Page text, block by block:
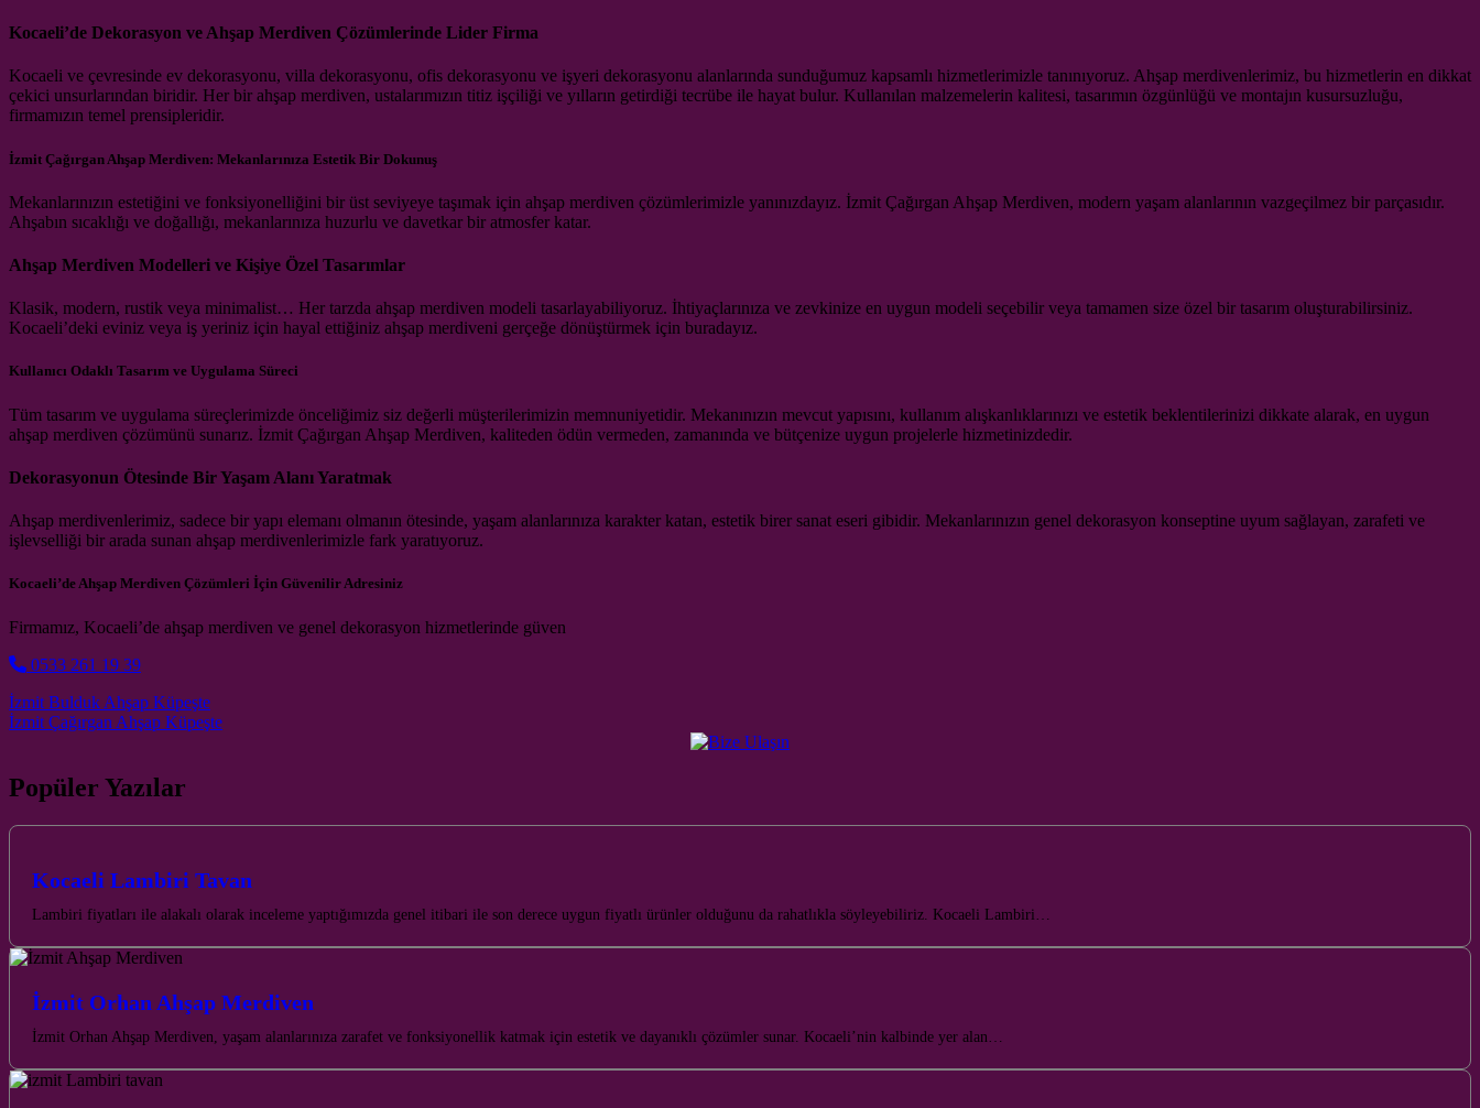
Kocaeli’de Dekorasyon ve Ahşap Merdiven Çözümlerinde Lider Firma
Kocaeli ve çevresinde ev dekorasyonu, villa dekorasyonu, ofis dekorasyonu ve işyeri dekorasyonu alanlarında sunduğumuz kapsamlı hizmetlerimizle tanınıyoruz. Ahşap merdivenlerimiz, bu hizmetlerin en dikkat
çekici unsurlarından biridir. Her bir ahşap merdiven, ustalarımızın titiz işçiliği ve yılların getirdiği tecrübe ile hayat bulur. Kullanılan malzemelerin kalitesi, tasarımın özgünlüğü ve montajın kusursuzluğu,
firmamızın temel prensipleridir.
İzmit Çağırgan Ahşap Merdiven: Mekanlarınıza Estetik Bir Dokunuş
Mekanlarınızın estetiğini ve fonksiyonelliğini bir üst seviyeye taşımak için ahşap merdiven çözümlerimizle yanınızdayız. İzmit Çağırgan Ahşap Merdiven, modern yaşam alanlarının vazgeçilmez bir parçasıdır.
Ahşabın sıcaklığı ve doğallığı, mekanlarınıza huzurlu ve davetkar bir atmosfer katar.
Ahşap Merdiven Modelleri ve Kişiye Özel Tasarımlar
Klasik, modern, rustik veya minimalist… Her tarzda ahşap merdiven modeli tasarlayabiliyoruz. İhtiyaçlarınıza ve zevkinize en uygun modeli seçebilir veya tamamen size özel bir tasarım oluşturabilirsiniz.
Kocaeli’deki eviniz veya iş yeriniz için hayal ettiğiniz ahşap merdiveni gerçeğe dönüştürmek için buradayız.
Kullanıcı Odaklı Tasarım ve Uygulama Süreci
Tüm tasarım ve uygulama süreçlerimizde önceliğimiz siz değerli müşterilerimizin memnuniyetidir. Mekanınızın mevcut yapısını, kullanım alışkanlıklarınızı ve estetik beklentilerinizi dikkate alarak, en uygun
ahşap merdiven çözümünü sunarız. İzmit Çağırgan Ahşap Merdiven, kaliteden ödün vermeden, zamanında ve bütçenize uygun projelerle hizmetinizdedir.
Dekorasyonun Ötesinde Bir Yaşam Alanı Yaratmak
Ahşap merdivenlerimiz, sadece bir yapı elemanı olmanın ötesinde, yaşam alanlarınıza karakter katan, estetik birer sanat eseri gibidir. Mekanlarınızın genel dekorasyon konseptine uyum sağlayan, zarafeti ve
işlevselliği bir arada sunan ahşap merdivenlerimizle fark yaratıyoruz.
Kocaeli’de Ahşap Merdiven Çözümleri İçin Güvenilir Adresiniz
Firmamız, Kocaeli’de ahşap merdiven ve genel dekorasyon hizmetlerinde güven
0533 261 19 39
Post navigation
İzmit Bulduk Ahşap Küpeşte
İzmit Çağırgan Ahşap Küpeşte
Popüler Yazılar
Kocaeli Lambiri Tavan
Lambiri fiyatları ile alakalı olarak inceleme yaptığımızda genel itibari ile son derece uygun fiyatlı ürünler olduğunu da rahatlıkla söyleyebiliriz. Kocaeli Lambiri…
İzmit Orhan Ahşap Merdiven
İzmit Orhan Ahşap Merdiven, yaşam alanlarınıza zarafet ve fonksiyonellik katmak için estetik ve dayanıklı çözümler sunar. Kocaeli’nin kalbinde yer alan…